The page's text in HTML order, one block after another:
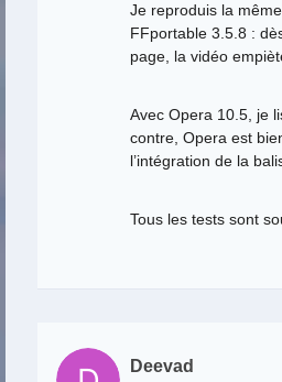
Je reproduis la
FFportable 3.5.8 :
page, la vidéo
Avec Opera 10.5, je
contre, Opera est
l’intégration de la
Tous les tests sont
Deevad